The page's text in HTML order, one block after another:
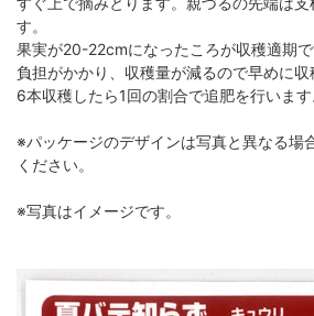
す。
果実が20-22cmになったころが収穫適期
負担がかかり、収穫量が減るので早めに
6本収穫したら1回の割合で追肥を行います
※パッケージのデザインは写真と異なる場
ください。
※写真はイメージです。